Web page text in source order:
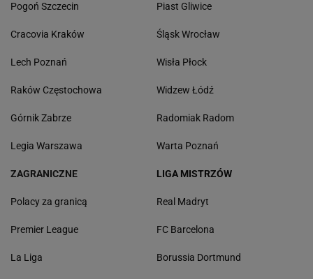
Pogoń Szczecin
Cracovia Kraków
Lech Poznań
Raków Częstochowa
Górnik Zabrze
Legia Warszawa
Piast Gliwice
Śląsk Wrocław
Wisła Płock
Widzew Łódź
Radomiak Radom
Warta Poznań
ZAGRANICZNE
Polacy za granicą
Premier League
La Liga
LIGA MISTRZÓW
Real Madryt
FC Barcelona
Borussia Dortmund